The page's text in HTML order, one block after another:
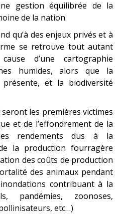
gestion équilibrée de la
de la nation.
qu’à des enjeux privés et à
se retrouve tout autant
d’une cartographie
humides, alors que la
et la biodiversité
les premières victimes
et de l’effondrement de la
rendements dus à la
la production fourragère
des coûts de production
des animaux pendant
contribuant à la
pandémies, zoonoses,
etc…)